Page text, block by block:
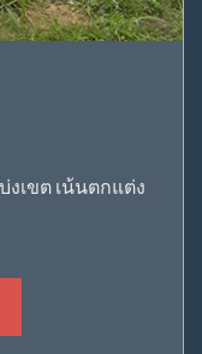
เขต เน้นตกแต่ง